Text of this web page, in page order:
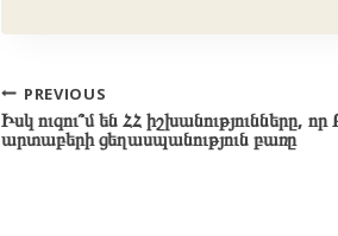
Post
navigation
PREVIOUS
Իսկ ուզու՞մ են ՀՀ իշխանությունները,
արտաբերի ցեղասպանություն բառը